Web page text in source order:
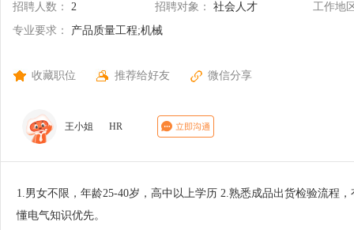
招聘人数：
2 招聘对象： 社会人才
工作地
专业要求：
产品质量工程;机械
量检测;收藏职位 推荐给好友 微信分享
王小姐 HR
1.男女不限，年龄25-40岁，高中以上学历 2.熟悉成品出货检验流程
懂电气知识优先。